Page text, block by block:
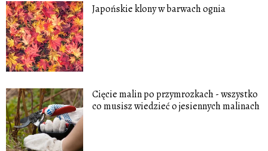
Japońskie klony w barwach ognia
Cięcie malin po przymrozkach - wszystko
co musisz wiedzieć o jesiennych malinach